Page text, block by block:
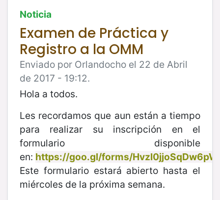
Noticia
Examen de Práctica y
Registro a la OMM
Enviado por Orlandocho el 22 de Abril
de 2017 - 19:12.
Hola a todos.
Les recordamos que aun están a tiempo
para realizar su inscripción en el
formulario disponible
en: https://goo.gl/forms/
Este formulario estará abierto hasta el
miércoles de la próxima semana.